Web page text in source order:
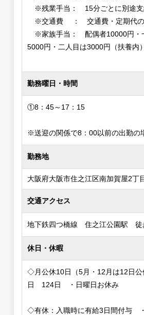
※残業手当： 15分ごとに別途
※交通費 ： 交通費・定期代の
※家族手当： 配偶者10000円・
5000円・二人目は3000円（扶養内）
勤務曜日・時間
①8：45～17：15
※送迎の関係で8：00以前の出勤の
勤務地
大阪府大阪市住之江区南加賀屋2丁
交通アクセス
地下鉄四つ橋線 住之江公園駅 徒
休日・休暇
◇月公休10日（5月・12月は12日
日 124日 ・日曜日お休み
◇有休：入職時に有給3日間付与